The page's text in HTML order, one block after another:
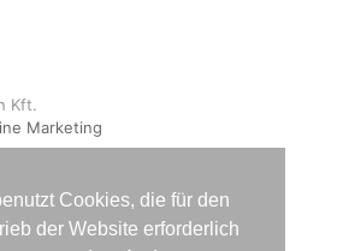
Cookies, die für den
der Website erforderlich
Kft.
Marketing